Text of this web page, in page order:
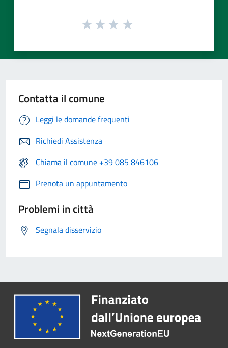
Contatta il comune
Leggi le domande frequenti
Richiedi Assistenza
Chiama il comune +39 085 846106
Prenota un appuntamento
Problemi in città
Segnala disservizio